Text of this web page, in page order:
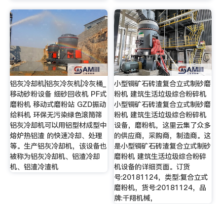
铝灰冷却机|铝灰冷灰机|冷灰桶_
移动砂粉设备 细砂回收机 PF式
磨粉机 移动式磨粉站 GZD振动
给料机 环保无污染绿色滚筒筛
铝灰冷却机可以用铝型材成型中
熔炉热铝渣 的快速冷却、处理
等。生产铝灰冷却机，该设备也
被称为铝灰冷却机、铝渣冷却
机、铝渣冷渣机
小型铜矿石砖渣复合立式制砂磨
粉机 建筑生活垃圾综合粉碎机
小型铜矿石砖渣复合立式制砂磨
粉机 建筑生活垃圾综合粉碎机
设备，磨粉机，这里云集了众多
的供应商，采购商，制造商。这
是小型铜矿石砖渣复合立式制砂
磨粉机 建筑生活垃圾综合粉碎
机设备的详细页面。订货
号:20181124，类型:复合立式
磨粉机，货号:20181124，品
牌:千翔机械，